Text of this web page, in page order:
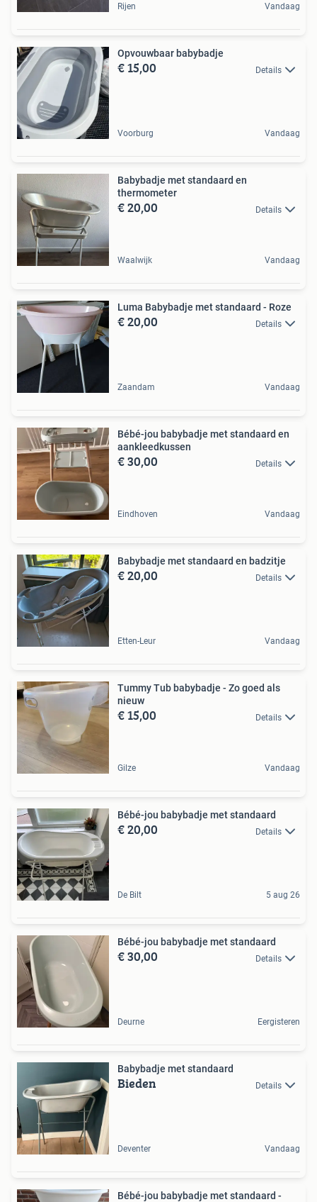
Rijen Vandaag
Opvouwbaar babybadje
€ 15,00 Details
Voorburg Vandaag
Babybadje met standaard en
thermometer
€ 20,00 Details
Waalwijk Vandaag
Luma Babybadje met standaard - Roze
€ 20,00 Details
Zaandam Vandaag
Bébé-jou babybadje met standaard en
aankleedkussen
€ 30,00 Details
Eindhoven Vandaag
Babybadje met standaard en badzitje
€ 20,00 Details
Etten-Leur Vandaag
Tummy Tub babybadje - Zo goed als
nieuw
€ 15,00 Details
Gilze Vandaag
Bébé-jou babybadje met standaard
€ 20,00 Details
De Bilt 5 aug 26
Bébé-jou babybadje met standaard
€ 30,00 Details
Deurne Eergisteren
Babybadje met standaard
Bieden Details
Deventer Vandaag
Bébé-jou babybadje met standaard -